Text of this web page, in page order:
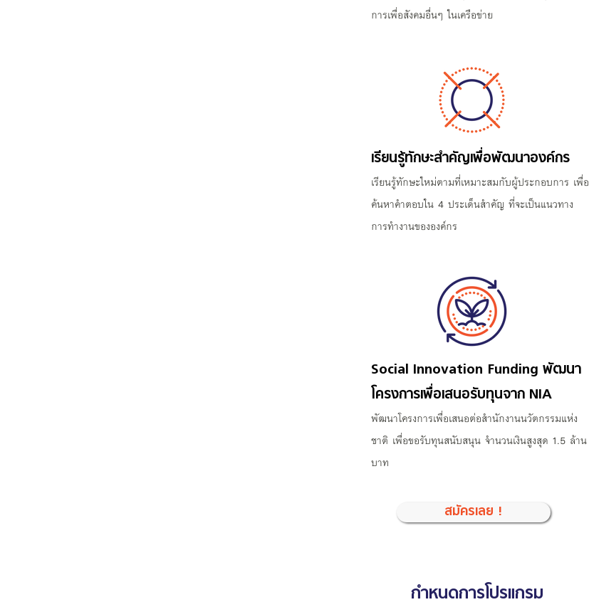
การเพื่อสังคมอื่นๆ ในเครือข่าย
เรียนรู้ทักษะสำคัญเพื่อพัฒนาองค์กร
เรียนรู้ทักษะใหม่ตามที่เหมาะสมกับผู้ประกอบการ เพื่อ
ค้นหาคำตอบใน 4 ประเด็นสำคัญ ที่จะเป็นแนวทาง
การทำงานขององค์กร
Social Innovation Funding พัฒนา
โครงการเพื่อเสนอรับทุนจาก NIA
พัฒนาโครงการเพื่อเสนอต่อสำนักงานนวัตกรรมแห่ง
ชาติ เพื่อขอรับทุนสนับสนุน จำนวนเงินสูงสุด 1.5 ล้าน
บาท
สมัครเลย !
กำหนดการโปรแกรม